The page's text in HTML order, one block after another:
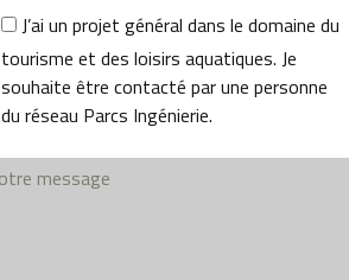
J’ai un projet général dans le domaine du
tourisme et des loisirs aquatiques. Je
souhaite être contacté par une personne
du réseau Parcs Ingénierie.